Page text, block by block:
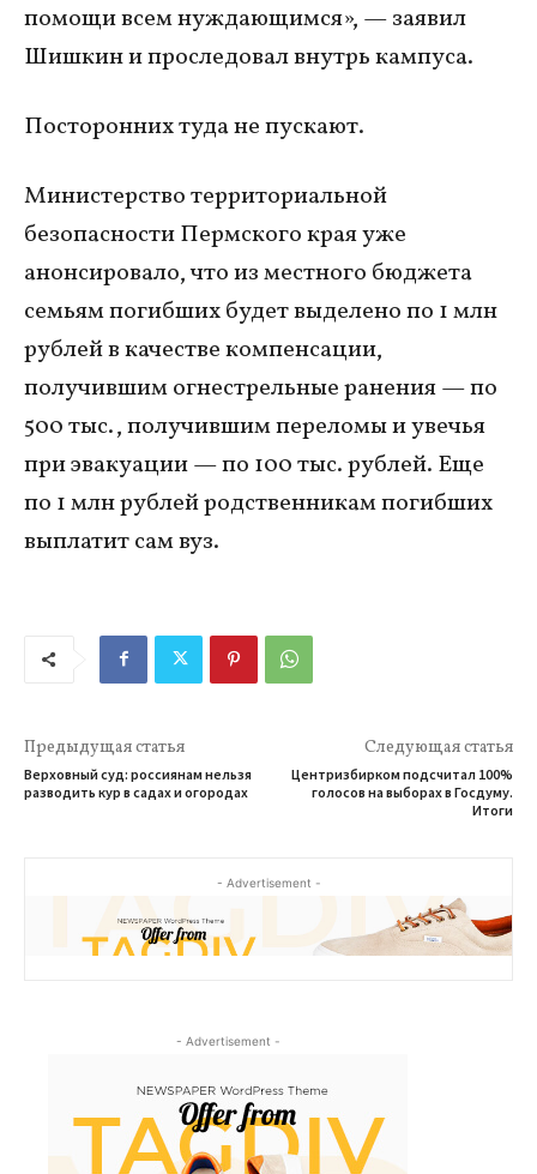
помощи всем нуждающимся», — заявил
Шишкин и проследовал внутрь кампуса.
Посторонних туда не пускают.
Министерство территориальной
безопасности Пермского края уже
анонсировало, что из местного бюджета
семьям погибших будет выделено по 1 млн
рублей в качестве компенсации,
получившим огнестрельные ранения — по
500 тыс., получившим переломы и увечья
при эвакуации — по 100 тыс. рублей. Еще
по 1 млн рублей родственникам погибших
выплатит сам вуз.
Предыдущая статья
Верховный суд: россиянам нельзя
разводить кур в садах и огородах
Следующая статья
Центризбирком подсчитал 100%
голосов на выборах в Госдуму.
Итоги
- Advertisement -
- Advertisement -